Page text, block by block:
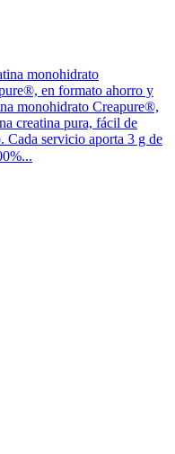
monohidrato
en formato ahorro y
monohidrato Creapure®,
creatina pura, fácil de
Cada servicio aporta 3 g de